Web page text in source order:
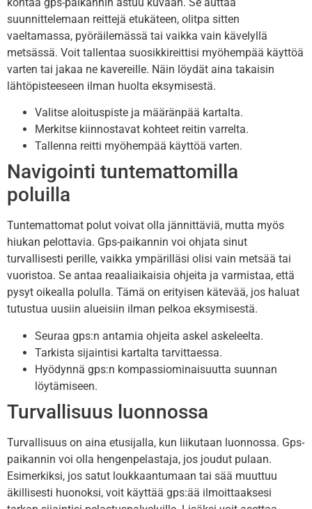
suunnittelemaan reittejä etukäteen, olitpa sitten
vaeltamassa, pyöräilemässä tai vaikka vain kävelyllä
metsässä. Voit tallentaa suosikkireittisi myöhempää käyttöä
varten tai jakaa ne kavereille. Näin löydät aina takaisin
lähtöpisteeseen ilman huolta eksymisestä.
Valitse aloituspiste ja määränpää kartalta.
Merkitse kiinnostavat kohteet reitin varrelta.
Tallenna reitti myöhempää käyttöä varten.
Navigointi tuntemattomilla
poluilla
Tuntemattomat polut voivat olla jännittäviä, mutta myös
hiukan pelottavia. Gps-paikannin voi ohjata sinut
turvallisesti perille, vaikka ympärilläsi olisi vain metsää tai
vuoristoa. Se antaa reaaliaikaisia ohjeita ja varmistaa, että
pysyt oikealla polulla. Tämä on erityisen kätevää, jos haluat
tutustua uusiin alueisiin ilman pelkoa eksymisestä.
Seuraa gps:n antamia ohjeita askel askeleelta.
Tarkista sijaintisi kartalta tarvittaessa.
Hyödynnä gps:n kompassiominaisuutta suunnan
löytämiseen.
Turvallisuus luonnossa
Turvallisuus on aina etusijalla, kun liikutaan luonnossa. Gps-
paikannin voi olla hengenpelastaja, jos joudut pulaan.
Esimerkiksi, jos satut loukkaantumaan tai sää muuttuu
äkillisesti huonoksi, voit käyttää gps:ää ilmoittaaksesi